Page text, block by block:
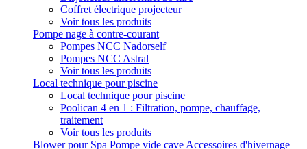
Coffret électrique projecteur
Voir tous les produits
Pompe nage à contre-courant
Pompes NCC Nadorself
Pompes NCC Astral
Voir tous les produits
Local technique pour piscine
Local technique pour piscine
Poolican 4 en 1 : Filtration, pompe, chauffage,
traitement
Voir tous les produits
Blower pour Spa Pompe vide cave Accessoires d'hivernage